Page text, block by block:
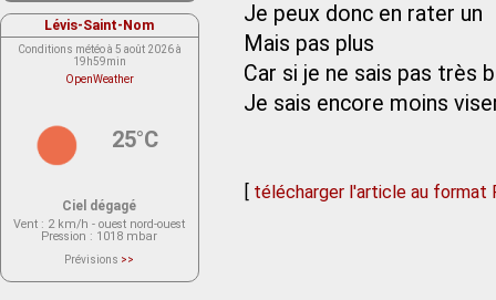
Je peux donc en rater un
Mais pas plus
Car si je ne sais pas très
Je sais encore moins
[ télécharger l'article au format
Lévis-Saint-Nom
Conditions météo à 5 août 2026 à
19h59min
OpenWeather
25°C
Ciel dégagé
Vent : 2 km/h - ouest nord-ouest
Pression : 1018 mbar
Prévisions >>
actuellement aucune prévision